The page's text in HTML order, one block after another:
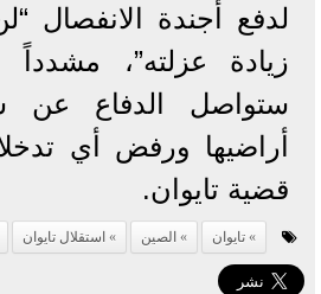
لدفع أجندة الانفصال
زيادة عزلته”،
ستواصل الدفاع عن
أراضيها ورفض أي
قضية تايوان.
تايوان الصين استقلال تايوان